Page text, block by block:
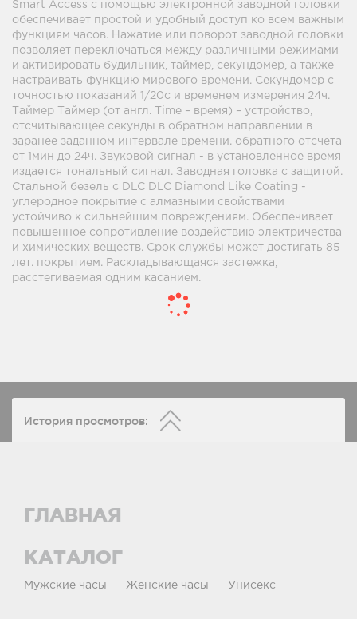
Smart Access с помощью электронной заводной головки
обеспечивает простой и удобный доступ ко всем важным
функциям часов. Нажатие или поворот заводной головки
позволяет переключаться между различными режимами
и активировать будильник, таймер, секундомер, а также
настраивать функцию мирового времени. Секундомер с
точностью показаний 1/20с и временем измерения 24ч.
Таймер Таймер (от англ. Time – время) – устройство,
отсчитывающее секунды в обратном направлении в
заранее заданном интервале времени. обратного отсчета
от 1мин до 24ч. Звуковой сигнал - в установленное время
издается тональный сигнал. Заводная головка с защитой.
Стальной безель с DLC DLC Diamond Like Coating -
углеродное покрытие с алмазными свойствами
устойчиво к сильнейшим повреждениям. Обеспечивает
повышенное сопротивление воздействию электричества
и химических веществ. Срок службы может достигать 85
лет. покрытием. Раскладывающаяся застежка,
расстегиваемая одним касанием.
История просмотров:
ГЛАВНАЯ
КАТАЛОГ
Мужские часы Женские часы Унисекс